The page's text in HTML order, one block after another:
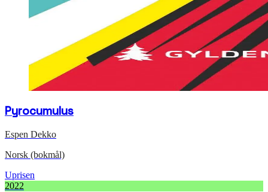
Pyrocumulus
Espen Dekko
Norsk (bokmål)
Uprisen
2022